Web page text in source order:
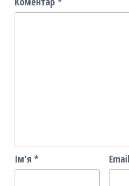
Ім'я * Email